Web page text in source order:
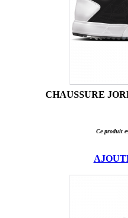
CHAUSSURE
Ce produit